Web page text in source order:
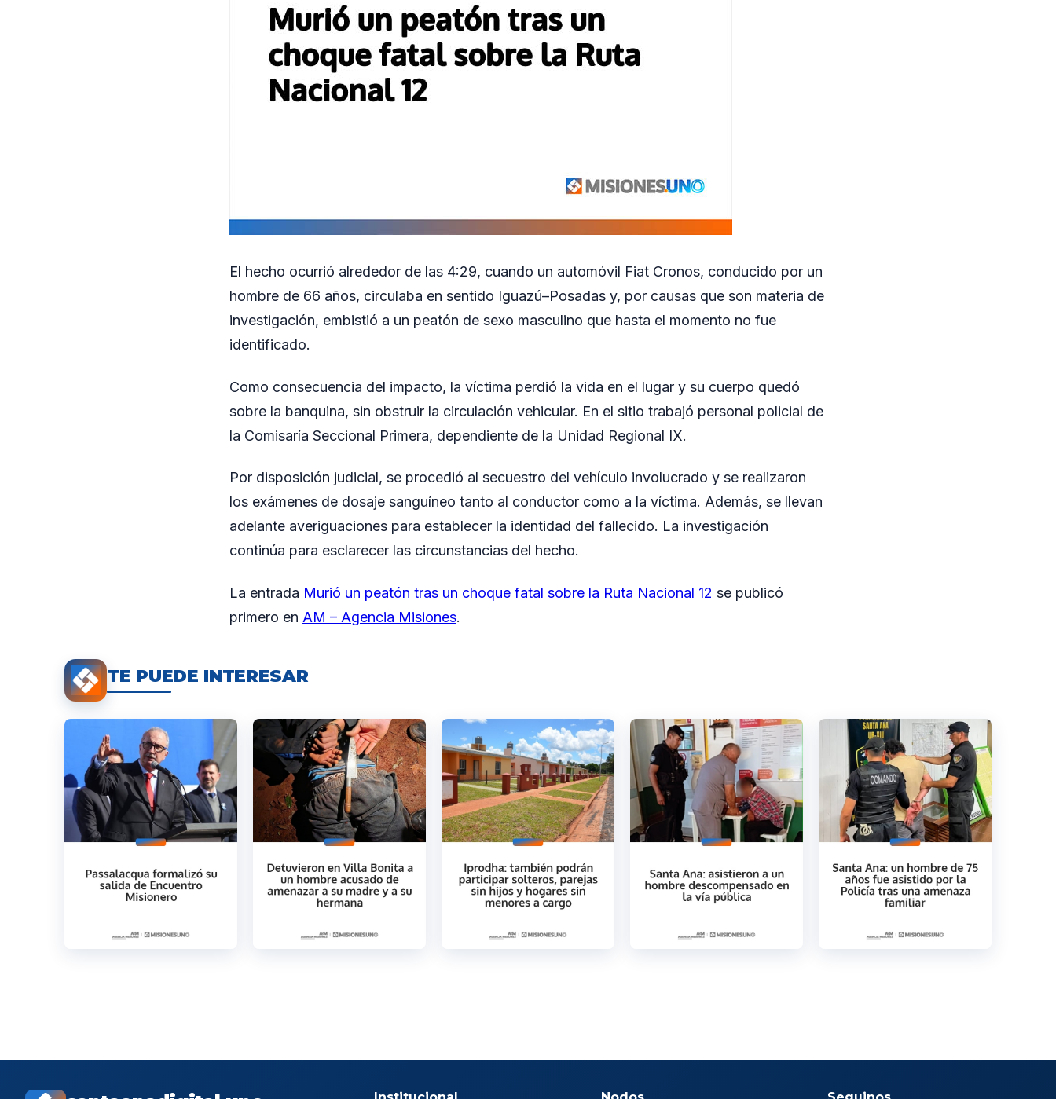
El hecho ocurrió alrededor de las 4:29, cuando un automóvil Fiat Cronos, conducido por un
hombre de 66 años, circulaba en sentido Iguazú–Posadas y, por causas que son materia de
investigación, embistió a un peatón de sexo masculino que hasta el momento no fue
identificado.
Como consecuencia del impacto, la víctima perdió la vida en el lugar y su cuerpo quedó
sobre la banquina, sin obstruir la circulación vehicular. En el sitio trabajó personal policial de
la Comisaría Seccional Primera, dependiente de la Unidad Regional IX.
Por disposición judicial, se procedió al secuestro del vehículo involucrado y se realizaron
los exámenes de dosaje sanguíneo tanto al conductor como a la víctima. Además, se llevan
adelante averiguaciones para establecer la identidad del fallecido. La investigación
continúa para esclarecer las circunstancias del hecho.
La entrada Murió un peatón tras un choque fatal sobre la Ruta Nacional 12 se publicó
primero en AM – Agencia Misiones.
TE PUEDE INTERESAR